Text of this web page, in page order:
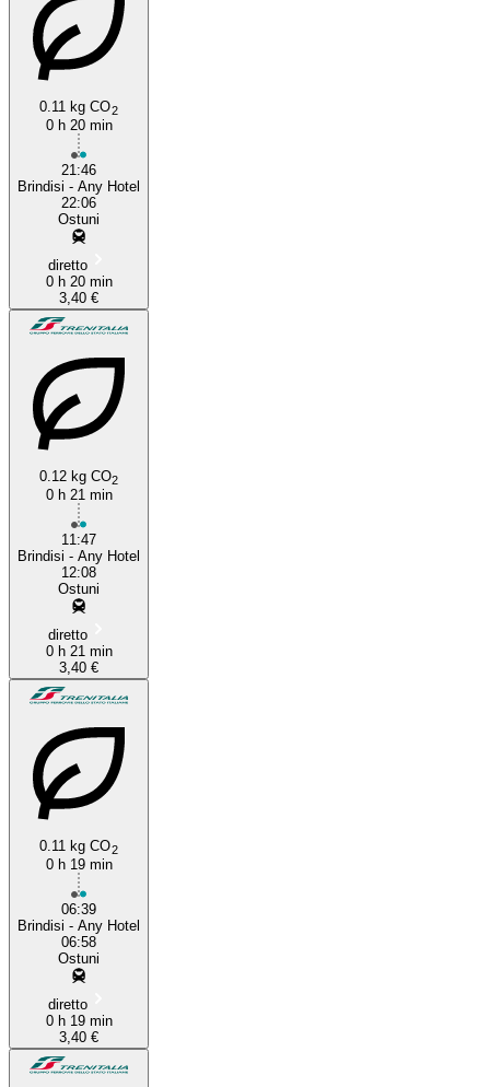
0.11 kg CO2
0 h 20 min
21:46
Brindisi - Any Hotel
22:06
Ostuni
diretto
0 h 20 min
3,40 €
0.12 kg CO2
0 h 21 min
11:47
Brindisi - Any Hotel
12:08
Ostuni
diretto
0 h 21 min
3,40 €
0.11 kg CO2
0 h 19 min
06:39
Brindisi - Any Hotel
06:58
Ostuni
diretto
0 h 19 min
3,40 €